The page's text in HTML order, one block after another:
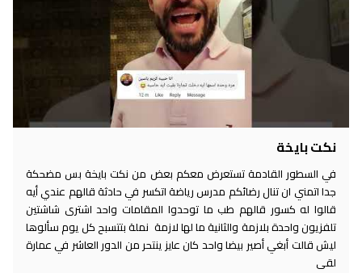
نكت بايخة
في السطور القادمة تستعرض معكم بعض من نكت بايخة بس مضحكة
جدا اتمني ان تنال رضائكم مدرس رياضة اتكسر في حادثة قالهم عندي أيه
قالوا له كسور قالهم طب ما توحدوا المقامات واحد اشترى شاشتين
تلفزيون واحدة بلازمة والثانية ما لها لازمة نملة بتتسبح كل يوم سألوها
ليش قالت أبغي أصير بيضا واحد كان عايز ينتحر من الدور العاشر في عمارة
لقى